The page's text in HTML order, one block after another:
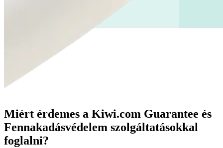
Miért érdemes a Kiwi.com Guarantee és
Fennakadásvédelem szolgáltatásokkal
foglalni?